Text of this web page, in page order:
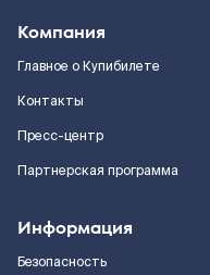
Компания
Главное о Купибилете
Контакты
Пресс-центр
Партнерская программа
Информация
Безопасность